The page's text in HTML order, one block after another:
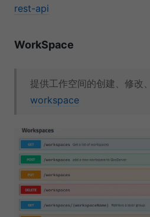
rest-api
WorkSpace
提供工作空间的创建、修改
workspace